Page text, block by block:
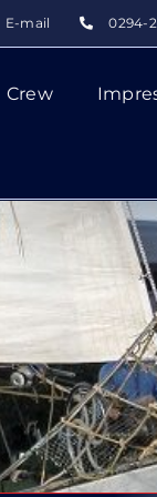
E-mail 0294-
Crew